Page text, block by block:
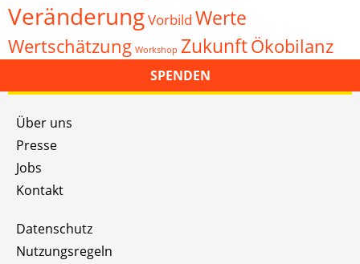
VeränderungVorbild Werte
Wertschätzung Workshop ZukunftÖkobilanz
SPENDEN
Über uns
Presse
Jobs
Kontakt
Datenschutz
Nutzungsregeln